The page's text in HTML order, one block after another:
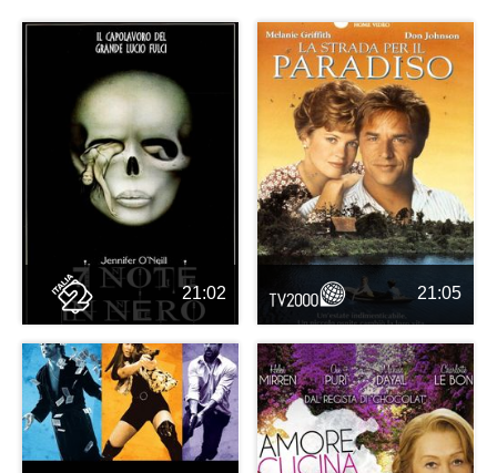
21:02 21:05